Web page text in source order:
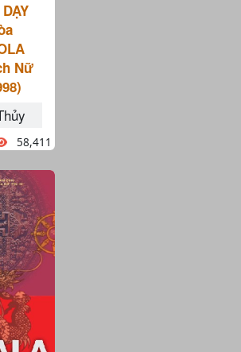
Nữ
58,411